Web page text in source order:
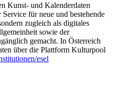
Kunst- und Kalenderdaten
für neue und bestehende
zugleich als digitales
sowie der
gemacht. In Österreich
über die Plattform Kulturpool
esel